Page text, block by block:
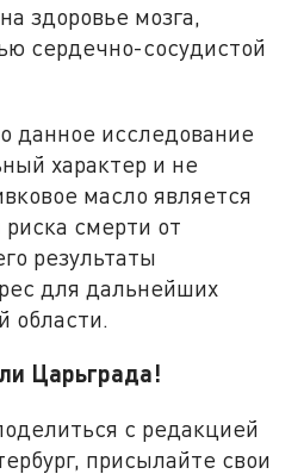
здоровье мозга,
сердечно-сосудистой
данное исследование
характер и не
масло является
смерти от
результаты
для дальнейших
области.
Царьграда!
с редакцией
присылайте свои